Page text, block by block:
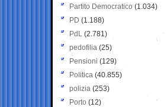
Partito Democratico (1.034)
PD (1.188)
PdL (2.781)
pedofilia (25)
Pensioni (129)
Politica (40.855)
polizia (253)
Porto (12)